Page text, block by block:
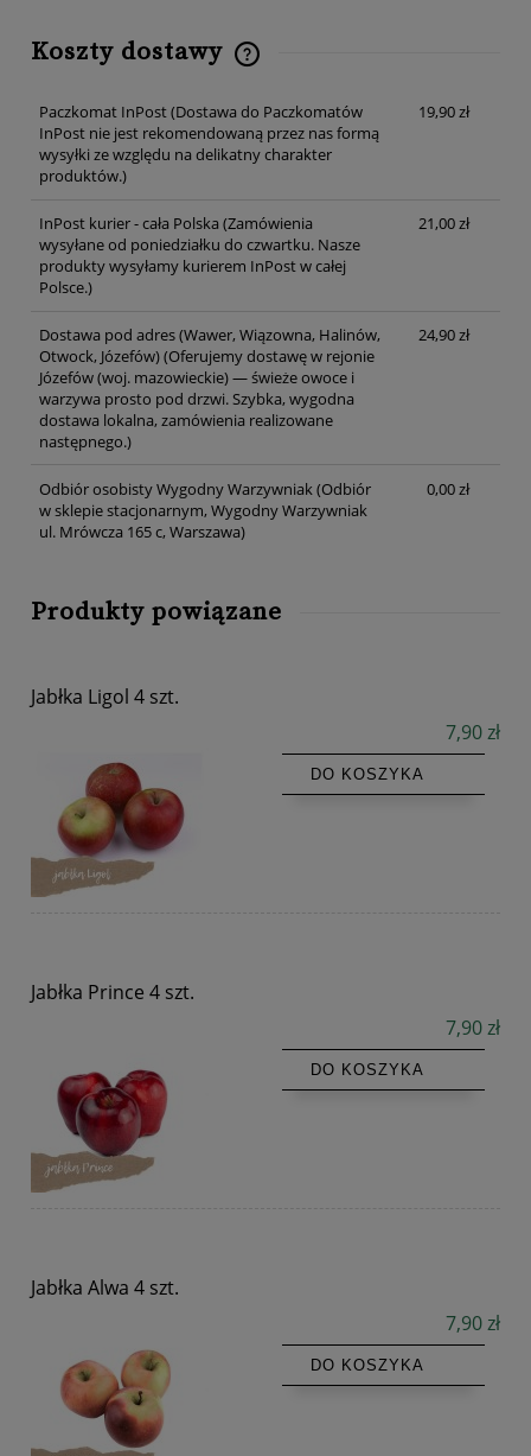
Koszty dostawy
Paczkomat InPost(Dostawa do Paczkomatów
InPost nie jest rekomendowaną przez nas formą
wysyłki ze względu na delikatny charakter
produktów.)
19,90 zł
InPost kurier - cała Polska (Zamówienia
wysyłane od poniedziałku do czwartku. Nasze
produkty wysyłamy kurierem InPost w całej
Polsce.)
21,00 zł
Dostawa pod adres (Wawer, Wiązowna, Halinów,
Otwock, Józefów)(Oferujemy dostawę w rejonie
Józefów (woj. mazowieckie) — świeże owoce i
warzywa prosto pod drzwi. Szybka, wygodna
dostawa lokalna, zamówienia realizowane
następnego.)
24,90 zł
Odbiór osobisty Wygodny Warzywniak(Odbiór
w sklepie stacjonarnym, Wygodny Warzywniak
ul. Mrówcza 165 c, Warszawa)
0,00 zł
Produkty powiązane
Jabłka Ligol 4 szt.
7,90 zł
DO KOSZYKA
Jabłka Prince 4 szt.
7,90 zł
DO KOSZYKA
Jabłka Alwa 4 szt.
7,90 zł
DO KOSZYKA